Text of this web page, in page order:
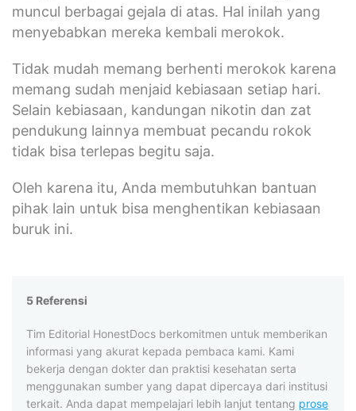
muncul berbagai gejala di atas. Hal inilah yang
menyebabkan mereka kembali merokok.
Tidak mudah memang berhenti merokok karena
memang sudah menjaid kebiasaan setiap hari.
Selain kebiasaan, kandungan nikotin dan zat
pendukung lainnya membuat pecandu rokok
tidak bisa terlepas begitu saja.
Oleh karena itu, Anda membutuhkan bantuan
pihak lain untuk bisa menghentikan kebiasaan
buruk ini.
5 Referensi
Tim Editorial HonestDocs berkomitmen untuk memberikan
informasi yang akurat kepada pembaca kami. Kami
bekerja dengan dokter dan praktisi kesehatan serta
menggunakan sumber yang dapat dipercaya dari institusi
terkait. Anda dapat mempelajari lebih lanjut tentang prose